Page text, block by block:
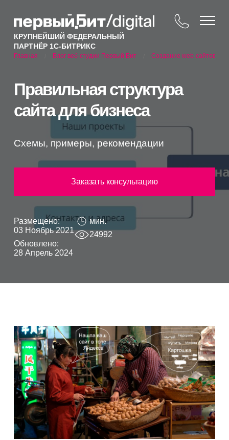
КРУПНЕЙШИЙ ФЕДЕРАЛЬНЫЙ
ПАРТНЁР 1С-БИТРИКС
Главная Блог веб-студии Первый Бит Создание web-сайтов
Правильная структура
сайта для бизнеса
Схемы, примеры, рекомендации
Заказать консультацию
Размещено:
03 Ноябрь 2021
Обновлено:
28 Апрель 2024
мин.
24992